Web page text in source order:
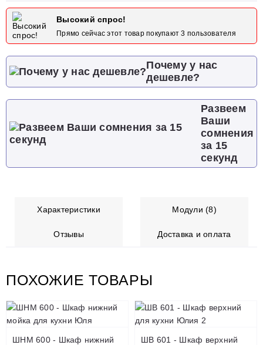
Высокий спрос!
Прямо сейчас этот товар покупают3 пользователя
Почему у нас
дешевле?
Развеем
Ваши
сомнения
за 15
секунд
Характеристики Модули (8)
Отзывы Доставка и оплата
ПОХОЖИЕ ТОВАРЫ
ШНМ 600 - Шкаф нижний
ШВ 601 - Шкаф верхний